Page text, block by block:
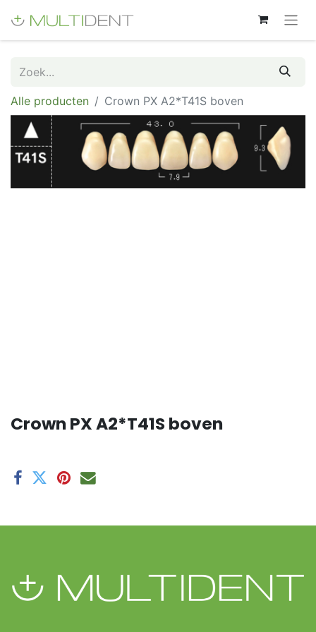
Alle producten Crown PX A2*T41S boven
Crown PX A2*T41S boven